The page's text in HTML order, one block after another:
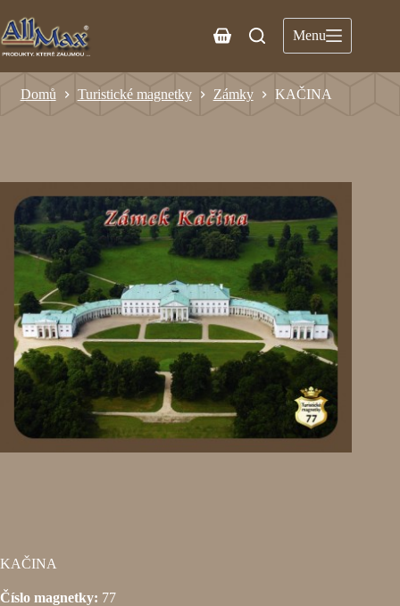
Menu
Domů Turistické magnetky Zámky KAČINA
KAČINA
Číslo magnetky: 77